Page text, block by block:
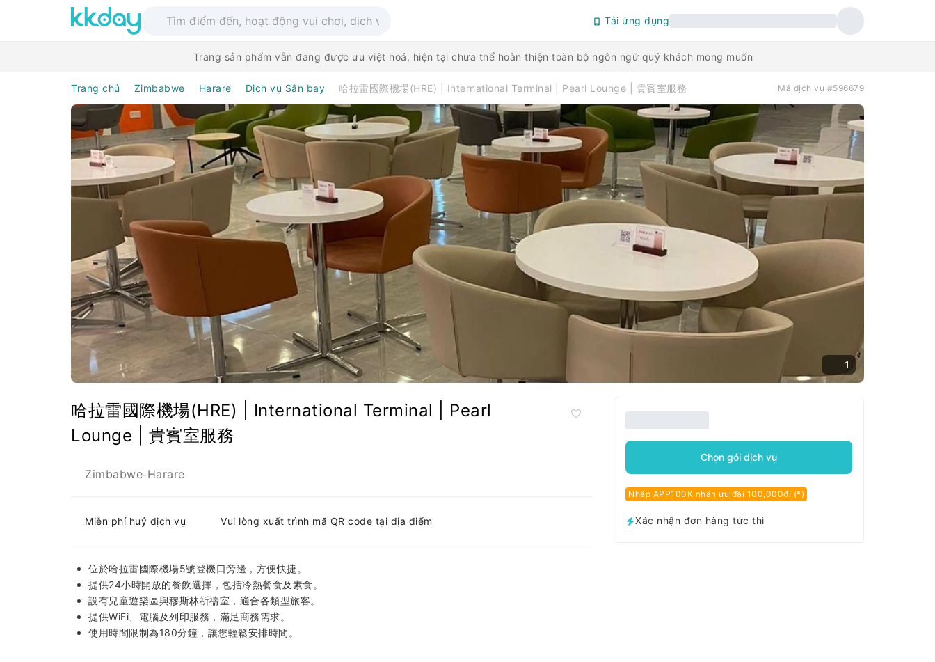
Tải ứng dụng
Trang sản phẩm vẫn đang được ưu việt hoá, hiện tại chưa thể hoàn thiện toàn bộ ngôn ngữ quý khách mong muốn
Trang chủ Zimbabwe Harare Dịch vụ Sân bay 哈拉雷國際機場(HRE) | International Terminal | Pearl Lounge | 貴賓室服務 Mã dịch vụ #596679
1
哈拉雷國際機場(HRE) | International Terminal | Pearl
Lounge | 貴賓室服務
Zimbabwe-Harare
Miễn phí huỷ dịch vụ Vui lòng xuất trình mã QR code tại địa điểm
位於哈拉雷國際機場5號登機口旁邊，方便快捷。
提供24小時開放的餐飲選擇，包括冷熱餐食及素食。
設有兒童遊樂區與穆斯林祈禱室，適合各類型旅客。
提供WiFi、電腦及列印服務，滿足商務需求。
使用時間限制為180分鐘，讓您輕鬆安排時間。
Chọn gói dịch vụ
Nhập APP100K nhận ưu đãi 100,000đ! (*)
Xác nhận đơn hàng tức thì